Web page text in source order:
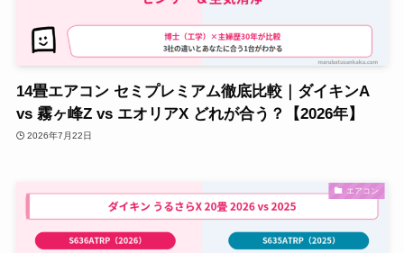
14畳エアコン セミプレミアム徹底比較｜ダイキンA
vs 霧ヶ峰Z vs エオリアX どれが合う？【2026年】
2026年7月22日
エアコン